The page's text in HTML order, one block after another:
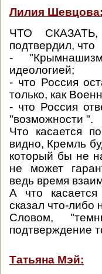
Лилия Шевцова:
ЧТО СКАЗАТЬ,
подтвердил, что
-
идеологией;
- что Россия
только, как
- что Россия
"возможности ".
Что касается
видно, Кремль
который бы не
не может
ведь время
А что касается
сказал что-либо
Словом,
подтверждение
Татьяна Мэй: